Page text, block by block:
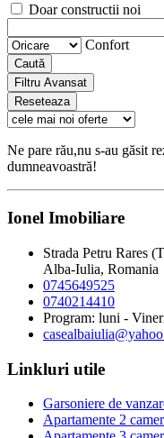
Doar constructii noi
Confort
Caută
Filtru Avansat
Reseteaza
Ne pare rău,nu s-au găsit
dumneavoastră!
Ionel Imobiliare
Strada Petru Rares
Alba-Iulia, Romania
0745649525
0740214410
Program: luni -
Linkluri utile
Garsoniere de
Apartamente 2